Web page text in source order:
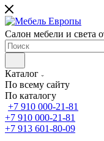
Салон мебели и света
Каталог
По всему сайту
По каталогу
+7 910 000-21-81
+7 910 000-21-81
+7 913 601-80-09